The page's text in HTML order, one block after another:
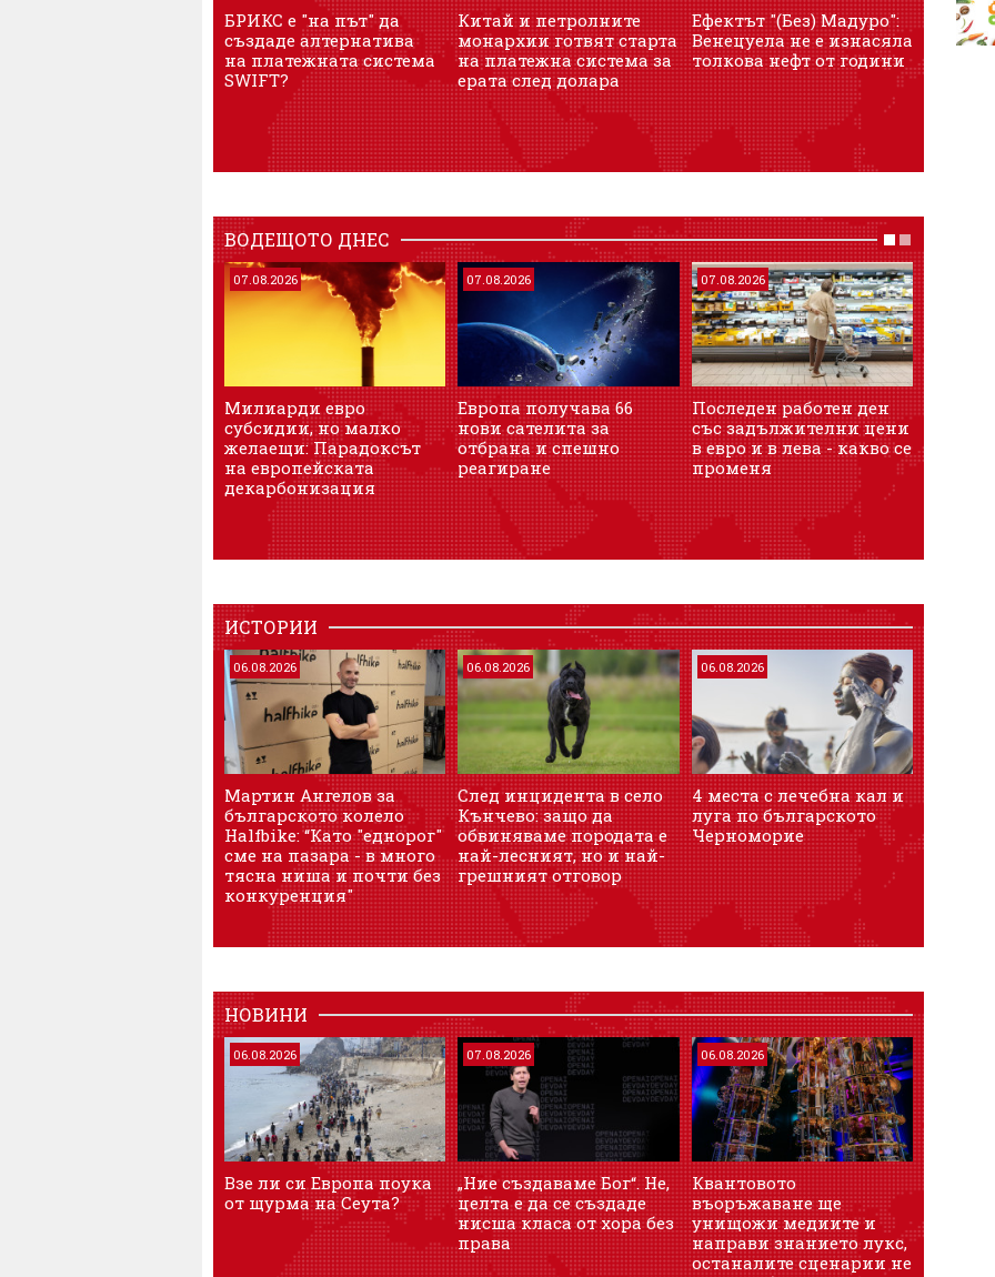
БРИКС е "на път" да
създаде алтернатива
на платежната система
SWIFT?
Китай и петролните
монархии готвят старта
на платежна система за
ерата след долара
Ефектът "(Без) Мадуро":
Венецуела не е изнасяла
толкова нефт от години
Защо
банки
ВОДЕЩОТО ДНЕС
07.08.2026
Милиарди евро
субсидии, но малко
желаещи: Парадоксът
на европейската
декарбонизация
07.08.2026
Европа получава 66
нови сателита за
отбрана и спешно
реагиране
07.08.2026
Последен работен ден
със задължителни цени
в евро и в лева - какво се
променя
ИСТОРИИ
06.08.2026
Мартин Ангелов за
българското колело
Halfbike: “Като "еднорог"
сме на пазара - в много
тясна ниша и почти без
конкуренция"
06.08.2026
След инцидента в село
Кънчево: защо да
обвиняваме породата е
най-лесният, но и най-
грешният отговор
06.08.2026
4 места с лечебна кал и
луга по българското
Черноморие
НОВИНИ
06.08.2026
Взе ли си Европа поука
от щурма на Сеута?
07.08.2026
„Ние създаваме Бог“. Не,
целта е да се създаде
нисша класа от хора без
права
06.08.2026
Квантовото
въоръжаване ще
унищожи медиите и
направи знанието лукс,
останалите сценарии не